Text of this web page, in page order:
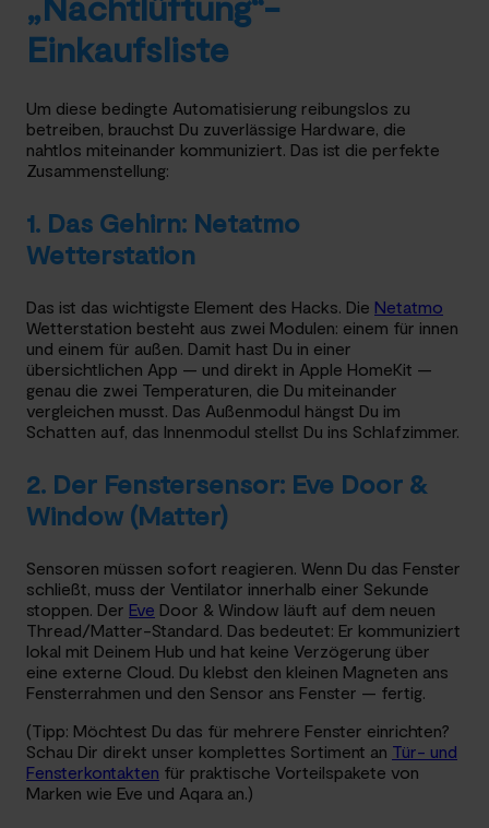
Einkaufsliste
Um diese bedingte Automatisierung reibungslos zu
betreiben, brauchst Du zuverlässige Hardware, die
nahtlos miteinander kommuniziert. Das ist die perfekte
Zusammenstellung:
1. Das Gehirn: Netatmo
Wetterstation
Das ist das wichtigste Element des Hacks. Die Netatmo
Wetterstation besteht aus zwei Modulen: einem für innen
und einem für außen. Damit hast Du in einer
übersichtlichen App — und direkt in Apple HomeKit —
genau die zwei Temperaturen, die Du miteinander
vergleichen musst. Das Außenmodul hängst Du im
Schatten auf, das Innenmodul stellst Du ins Schlafzimmer.
2. Der Fenstersensor: Eve Door &
Window (Matter)
Sensoren müssen sofort reagieren. Wenn Du das Fenster
schließt, muss der Ventilator innerhalb einer Sekunde
stoppen. Der Eve Door & Window läuft auf dem neuen
Thread/Matter-Standard. Das bedeutet: Er kommuniziert
lokal mit Deinem Hub und hat keine Verzögerung über
eine externe Cloud. Du klebst den kleinen Magneten ans
Fensterrahmen und den Sensor ans Fenster — fertig.
(Tipp: Möchtest Du das für mehrere Fenster einrichten?
Schau Dir direkt unser komplettes Sortiment an Tür- und
Fensterkontakten für praktische Vorteilspakete von
Marken wie Eve und Aqara an.)